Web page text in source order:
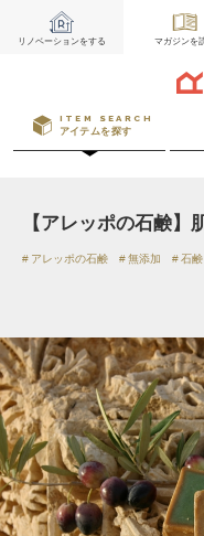
リノベーションをする マガジンを
ITEM SEARCH
アイテムを探す
【アレッポの石鹸】
アレッポの石鹸 無添加 石鹸